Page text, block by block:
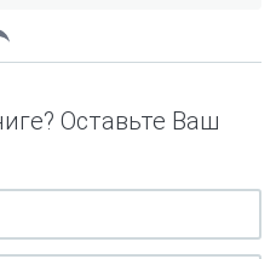
Оставьте Ваш